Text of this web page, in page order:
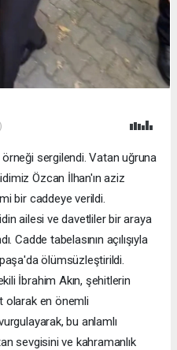
sergilendi. Vatan uğruna
Özcan İlhan'ın aziz
bir caddeye verildi.
ailesi ve davetliler bir araya
Cadde tabelasının açılışıyla
ölümsüzleştirildi.
İbrahim Akın, şehitlerin
olarak en önemli
bu anlamlı
sevgisini ve kahramanlık